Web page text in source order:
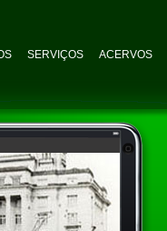
SERVIÇOS ACERVOS